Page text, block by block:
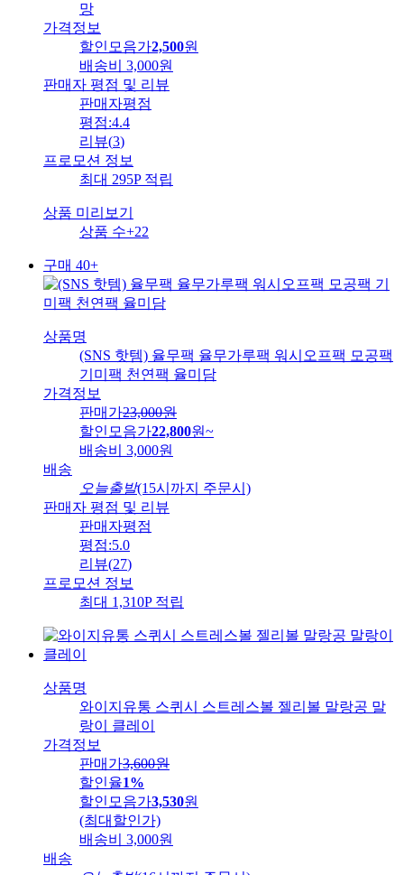
망
가격정보
할인모음가2,500원
배송비
3,000원
판매자 평점 및 리뷰
판매자평점
평점:4.4
리뷰(3)
프로모션 정보
최대 295P 적립
상품 미리보기
상품 수+22
구매 40+
상품명
(SNS 핫템) 율무팩 율무가루팩 워시오프팩 모공팩
기미팩 천연팩 율미담
가격정보
판매가23,000원
할인모음가22,800원~
배송비
3,000원
배송
오늘출발(15시까지 주문시)
판매자 평점 및 리뷰
판매자평점
평점:5.0
리뷰(27)
프로모션 정보
최대 1,310P 적립
상품명
와이지유통 스퀴시 스트레스볼 젤리볼 말랑공 말
랑이 클레이
가격정보
판매가3,600원
할인율1%
할인모음가3,530원
(최대할인가)
배송비
3,000원
배송